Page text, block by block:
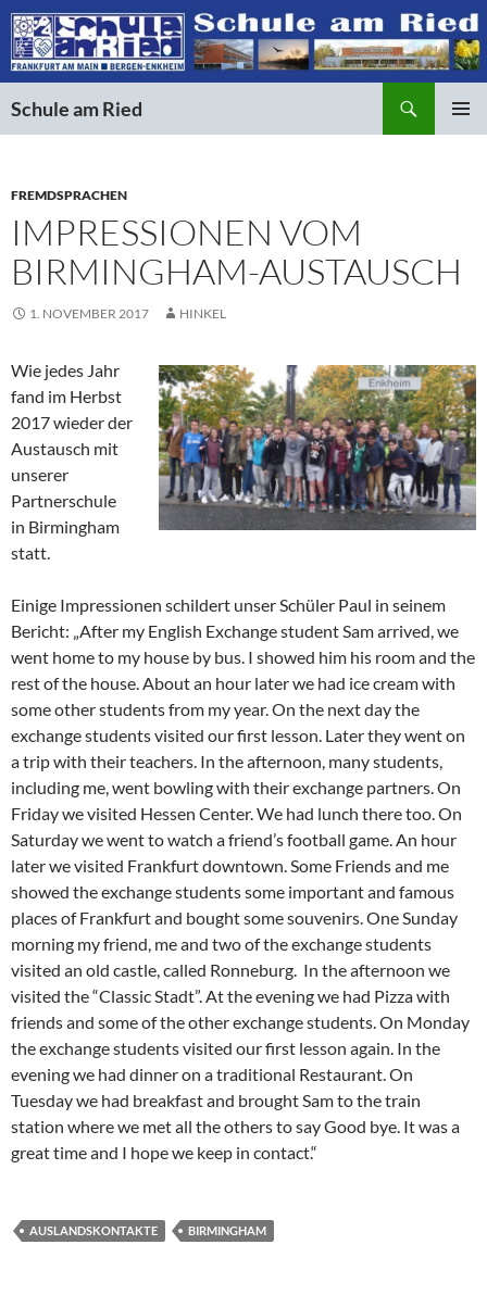
Schule am Ried
FREMDSPRACHEN
IMPRESSIONEN VOM
BIRMINGHAM-AUSTAUSCH
1. NOVEMBER 2017 HINKEL
Wie jedes Jahr
fand im Herbst
2017 wieder der
Austausch mit
unserer
Partnerschule
in Birmingham
statt.
Einige Impressionen schildert unser Schüler Paul in seinem
Bericht: „After my English Exchange student Sam arrived, we
went home to my house by bus. I showed him his room and the
rest of the house.About an hour later we had ice cream with
some other students from my year. On the next day the
exchange students visited our first lesson. Later they went on
a trip with their teachers. In the afternoon, many students,
including me, went bowling with their exchange partners. On
Friday we visited Hessen Center. We had lunch there too. On
Saturday we went to watch a friend’s football game. An hour
later we visited Frankfurt downtown. Some Friends and me
showed the exchange students some important and famous
places of Frankfurt and bought some souvenirs. One Sunday
morning my friend, me and two of the exchange students
visited an old castle, called Ronneburg. In the afternoon we
visited the “Classic Stadt”. At the evening we had Pizza with
friends and some of the other exchange students. On Monday
the exchange students visited our first lesson again. In the
evening we had dinner on a traditional Restaurant. On
Tuesday we had breakfast and brought Sam to the train
station where we met all the others to say Good bye. It was a
great time and I hope we keep in contact.“
AUSLANDSKONTAKTE BIRMINGHAM